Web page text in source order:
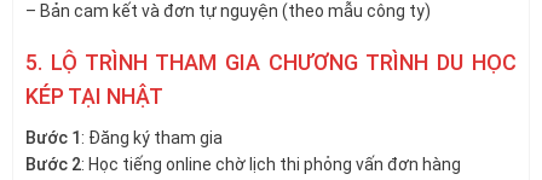
– Bản cam kết và đơn tự nguyện (theo mẫu công ty)
5. LỘ TRÌNH THAM GIA CHƯƠNG TRÌNH DU HỌC
KÉP TẠI NHẬT
Bước 1 : Đăng ký tham gia
Bước 2: Học tiếng online chờ lịch thi phỏng vấn đơn hàng